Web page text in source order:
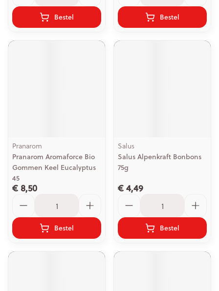
Bestel Bestel
Pranarom
Pranarom Aromaforce Bio
Gommen Keel Eucalyptus
45
€ 8,50
Bestel
Salus
Salus Alpenkraft Bonbons
75g
€ 4,49
Bestel